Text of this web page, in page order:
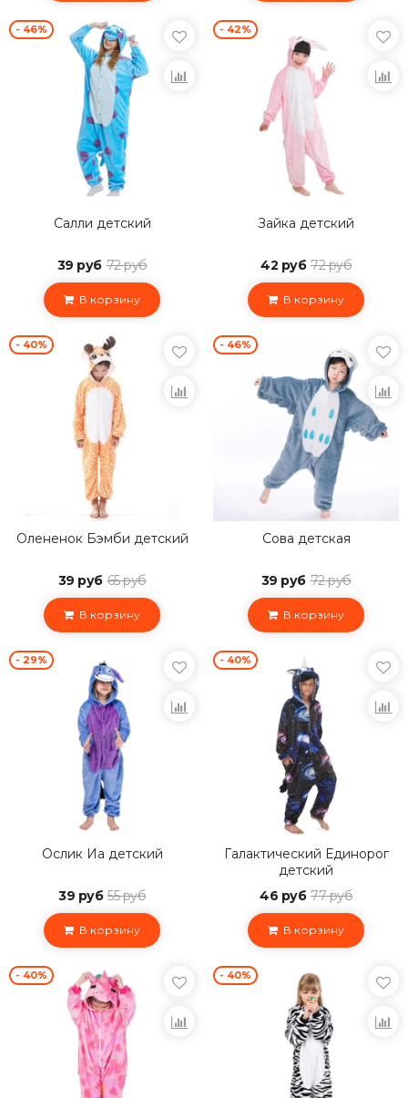
- 46%
Салли детский
39 руб 72 руб
В корзину
- 42%
Зайка детский
42 руб 72 руб
В корзину
- 40%
Олененок Бэмби детский
39 руб 65 руб
В корзину
- 46%
Сова детская
39 руб 72 руб
В корзину
- 29%
Ослик Иа детский
39 руб 55 руб
В корзину
- 40%
Галактический Единорог
детский
46 руб 77 руб
В корзину
- 40% - 40%